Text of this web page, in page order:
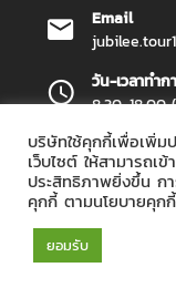
Email
วัน-เวลาทำก
8.30-18.00
Jubilee Travel
บริษัทใช้คุกกี้เพื่อเพิ่ม
เว็บไซต์ ให้สามารถเ
ประสิทธิภาพยิ่งขึ้น ก
คุกกี้ ตามนโยบายคุก
ยอมรับ